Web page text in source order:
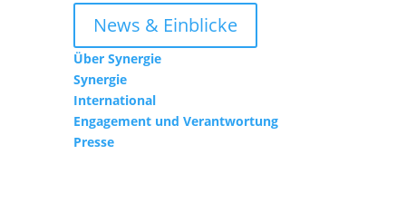
News & Einblicke
Über Synergie
Synergie
International
Engagement und Verantwortung
Presse